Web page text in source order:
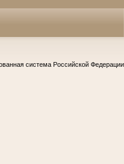
система Российской